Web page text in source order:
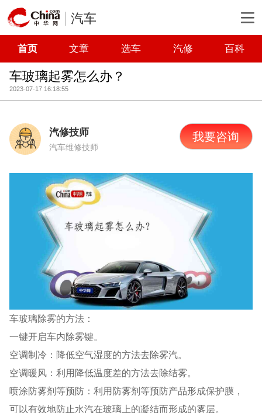
汽车
首页 文章 选车 汽修 百科
车玻璃起雾怎么办？
2023-07-17 16:18:55
汽修技师
汽车维修技师
我要咨询
车玻璃除雾的方法：
一键开启车内除雾键。
空调制冷：降低空气湿度的方法去除雾汽。
空调暖风：利用降低温度差的方法去除结雾。
喷涂防雾剂等预防：利用防雾剂等预防产品形成保护膜，
可以有效地防止水汽在玻璃上的凝结而形成的雾层。